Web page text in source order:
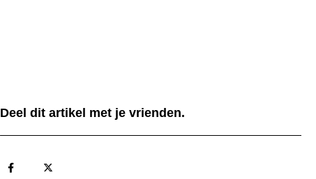
Deel dit artikel met je vrienden.